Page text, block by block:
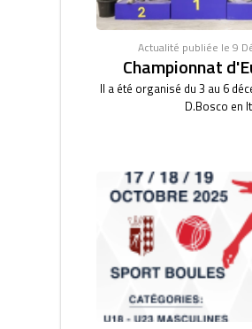
Actualité publiée le 9
Championnat
Il a été organisé du 3 au 6
D.Bosco en